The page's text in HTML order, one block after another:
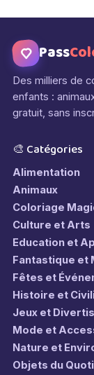
Pass
Des milliers de
enfants :
gratuit, sans
🎨 Catégories
Alimentation
Animaux
Coloriage
Culture et Arts
Education et
Fantastique et
Fêtes et
Histoire et
Jeux et
Mode et
Nature et
Objets du